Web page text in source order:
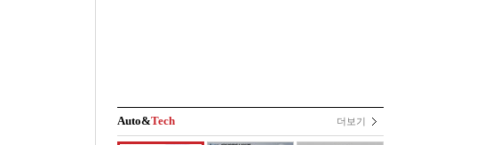
Auto&Tech 더보기